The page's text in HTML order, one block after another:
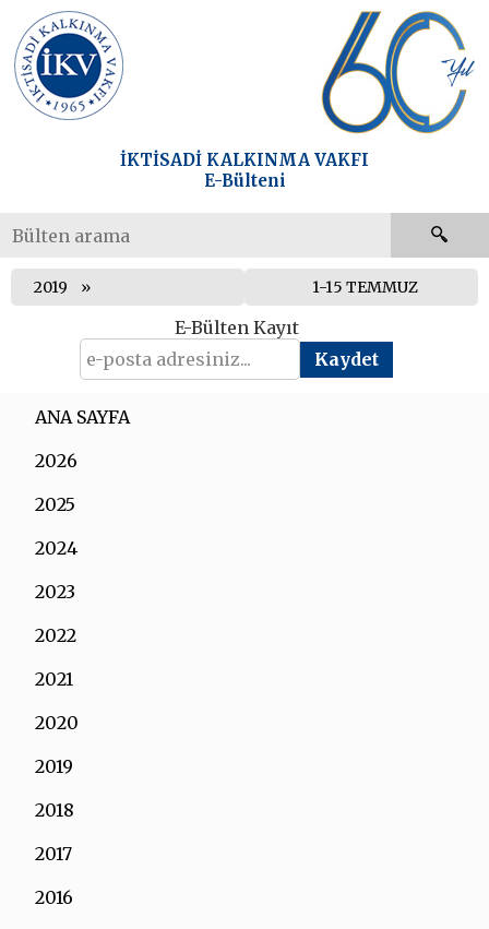
İKTİSADİ KALKINMA VAKFI
E-Bülteni
2019 1-15 TEMMUZ
E-Bülten Kayıt
ANA SAYFA
2026
2025
2024
2023
2022
2021
2020
2019
2018
2017
2016